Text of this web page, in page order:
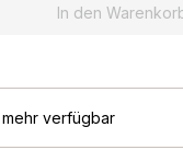
In den
verfügbar